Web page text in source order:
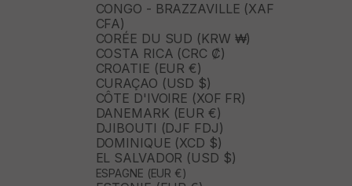
CONGO - BRAZZAVILLE (XAF
CFA)
CORÉE DU SUD (KRW ₩)
COSTA RICA (CRC ₡)
CROATIE (EUR €)
CURAÇAO (USD $)
CÔTE D'IVOIRE (XOF FR)
DANEMARK (EUR €)
DJIBOUTI (DJF FDJ)
DOMINIQUE (XCD $)
EL SALVADOR (USD $)
ESPAGNE (EUR €)